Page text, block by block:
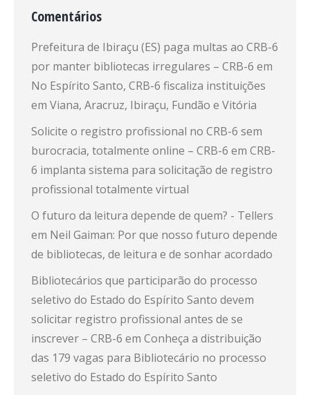
Comentários
Prefeitura de Ibiraçu (ES) paga multas ao CRB-6
por manter bibliotecas irregulares – CRB-6 em
No Espírito Santo, CRB-6 fiscaliza instituições
em Viana, Aracruz, Ibiraçu, Fundão e Vitória
Solicite o registro profissional no CRB-6 sem
burocracia, totalmente online – CRB-6 em CRB-
6 implanta sistema para solicitação de registro
profissional totalmente virtual
O futuro da leitura depende de quem? - Tellers
em Neil Gaiman: Por que nosso futuro depende
de bibliotecas, de leitura e de sonhar acordado
Bibliotecários que participarão do processo
seletivo do Estado do Espírito Santo devem
solicitar registro profissional antes de se
inscrever – CRB-6 em Conheça a distribuição
das 179 vagas para Bibliotecário no processo
seletivo do Estado do Espírito Santo